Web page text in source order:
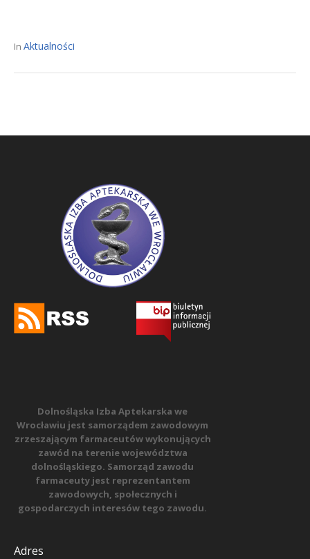
In Aktualności
Dolnośląska Izba Aptekarska we
Wrocławiu jest samorządem zawodowym
zrzeszającym farmaceutów wykonujących
zawód na terenie województwa
dolnośląskiego. Samorząd zawodu
farmaceuty jest reprezentantem
zawodowych, społecznych i
gospodarczych interesów tego zawodu.
Adres